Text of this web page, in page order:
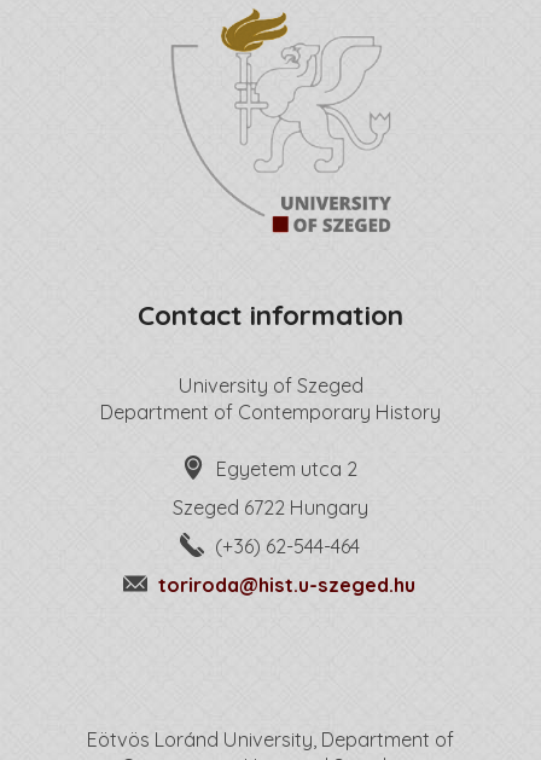
Contact information
University of Szeged
Department of Contemporary History
Egyetem utca 2
Szeged 6722 Hungary
(+36) 62-544-464
toriroda@hist.u-szeged.hu
Eötvös Loránd University, Department of